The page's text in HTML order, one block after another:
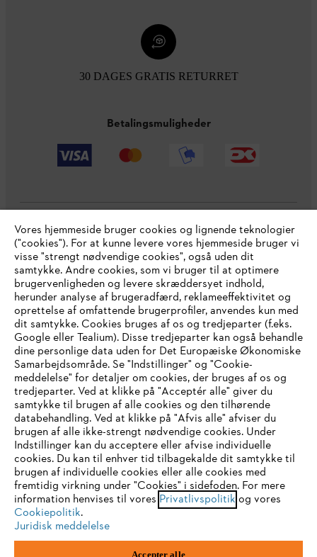
30 DAGES GRATIS RETURRET
Betalingsmuligheder
Virksomheden
STIHL FAQ
Service
Generelle vilkår og betingelser Privatlivspolitik
Juridisk meddelelse Cookies
Juridisk information
IHR BROWSER WIRD NICHT
UNTERSTÜTZT
Sie nutzen einen Browser, den wir noch nicht unterstützen. Für
eine optimale Nutzung unserer Seite empfehlen wir Ihnen, zu
einem der folgenden Browser zu wechseln:
Firefox Chrome
Vores hjemmeside bruger cookies og lignende teknologier
("cookies"). For at kunne levere vores hjemmeside bruger vi
visse "strengt nødvendige cookies", også uden dit
samtykke. Andre cookies, som vi bruger til at optimere
brugervenligheden og levere skræddersyet indhold,
herunder analyse af brugeradfærd, reklameeffektivitet og
oprettelse af omfattende brugerprofiler, anvendes kun med
dit samtykke. Cookies bruges af os og tredjeparter (f.eks.
Google eller Tealium). Disse tredjeparter kan også behandle
dine personlige data uden for Det Europæiske Økonomiske
Samarbejdsområde. Se "Indstillinger" og "Cookie-
meddelelse" for detaljer om cookies, der bruges af os og
tredjeparter. Ved at klikke på "Acceptér alle" giver du
samtykke til brugen af alle cookies og den tilhørende
databehandling. Ved at klikke på "Afvis alle" afviser du
brugen af alle ikke-strengt nødvendige cookies. Under
Indstillinger kan du acceptere eller afvise individuelle
cookies. Du kan til enhver tid tilbagekalde dit samtykke til
brugen af individuelle cookies eller alle cookies med
fremtidig virkning under "Cookies" i sidefoden. For mere
information henvises til vores Privatlivspolitik og vores
Cookiepolitik.
Juridisk meddelelse
Accepter alle